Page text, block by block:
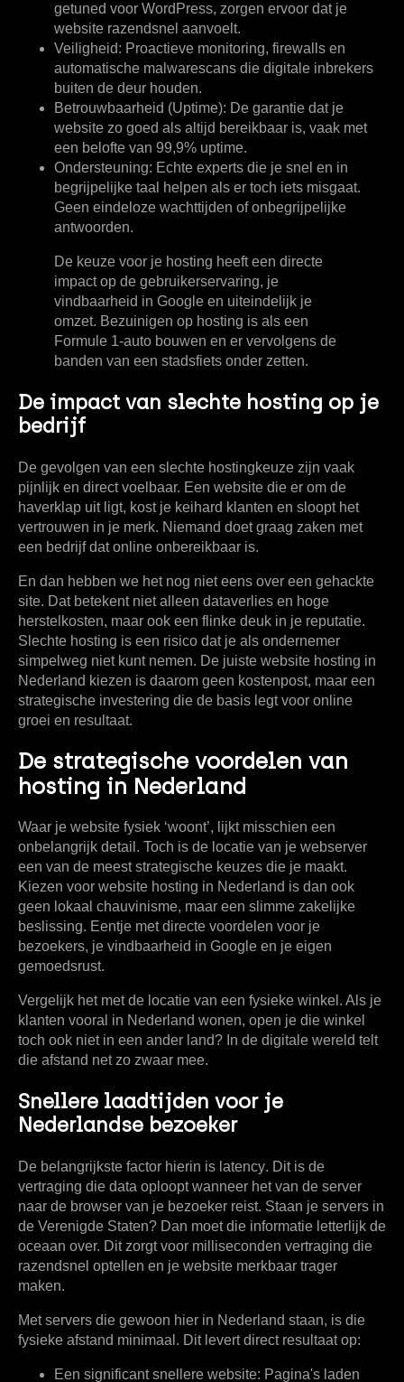
getuned voor WordPress, zorgen ervoor dat je
website razendsnel aanvoelt.
Veiligheid: Proactieve monitoring, firewalls en
automatische malwarescans die digitale inbrekers
buiten de deur houden.
Betrouwbaarheid (Uptime): De garantie dat je
website zo goed als altijd bereikbaar is, vaak met
een belofte van 99,9% uptime.
Ondersteuning: Echte experts die je snel en in
begrijpelijke taal helpen als er toch iets misgaat.
Geen eindeloze wachttijden of onbegrijpelijke
antwoorden.
De keuze voor je hosting heeft een directe
impact op de gebruikerservaring, je
vindbaarheid in Google en uiteindelijk je
omzet. Bezuinigen op hosting is als een
Formule 1-auto bouwen en er vervolgens de
banden van een stadsfiets onder zetten.
De impact van slechte hosting op je
bedrijf
De gevolgen van een slechte hostingkeuze zijn vaak
pijnlijk en direct voelbaar. Een website die er om de
haverklap uit ligt, kost je keihard klanten en sloopt het
vertrouwen in je merk. Niemand doet graag zaken met
een bedrijf dat online onbereikbaar is.
En dan hebben we het nog niet eens over een gehackte
site. Dat betekent niet alleen dataverlies en hoge
herstelkosten, maar ook een flinke deuk in je reputatie.
Slechte hosting is een risico dat je als ondernemer
simpelweg niet kunt nemen. De juiste website hosting in
Nederland kiezen is daarom geen kostenpost, maar een
strategische investering die de basis legt voor online
groei en resultaat.
De strategische voordelen van
hosting in Nederland
Waar je website fysiek ‘woont’, lijkt misschien een
onbelangrijk detail. Toch is de locatie van je webserver
een van de meest strategische keuzes die je maakt.
Kiezen voor website hosting in Nederland is dan ook
geen lokaal chauvinisme, maar een slimme zakelijke
beslissing. Eentje met directe voordelen voor je
bezoekers, je vindbaarheid in Google en je eigen
gemoedsrust.
Vergelijk het met de locatie van een fysieke winkel. Als je
klanten vooral in Nederland wonen, open je die winkel
toch ook niet in een ander land? In de digitale wereld telt
die afstand net zo zwaar mee.
Snellere laadtijden voor je
Nederlandse bezoeker
De belangrijkste factor hierin is latency. Dit is de
vertraging die data oploopt wanneer het van de server
naar de browser van je bezoeker reist. Staan je servers in
de Verenigde Staten? Dan moet die informatie letterlijk de
oceaan over. Dit zorgt voor milliseconden vertraging die
razendsnel optellen en je website merkbaar trager
maken.
Met servers die gewoon hier in Nederland staan, is die
fysieke afstand minimaal. Dit levert direct resultaat op:
Een significant snellere website: Pagina's laden